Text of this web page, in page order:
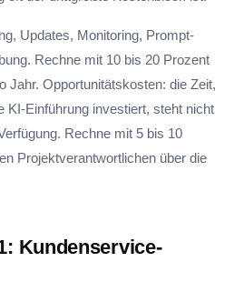
Updates, Monitoring, Prompt-
Rechne mit 10 bis 20 Prozent
Jahr. Opportunitätskosten: die Zeit,
KI-Einführung investiert, steht nicht
Rechne mit 5 bis 10
Projektverantwortlichen über die
Kundenservice-